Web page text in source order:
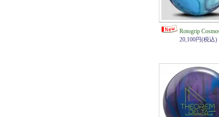
Rotogrip
20,100円(税込)